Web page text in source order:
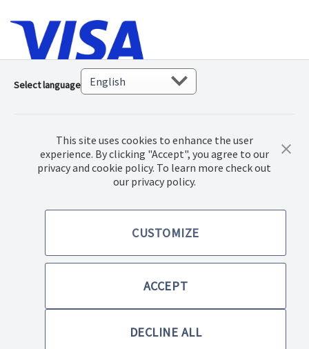
© 2018 Norwex Baltic Ltd., Kõik autoriõigustega kaitstud
Select language
This site uses cookies to enhance the user
experience. By clicking "Accept", you agree to our
privacy and cookie policy. To learn more check out
our privacy policy.
CUSTOMIZE
ACCEPT
DECLINE ALL